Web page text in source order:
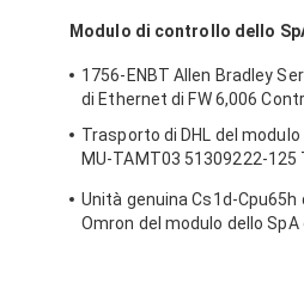
Modulo di controllo dello
1756-ENBT Allen Bradley
di Ethernet di FW 6,006
Trasporto di DHL del modulo
MU-TAMT03 51309222-125
Unità genuina Cs1d-Cpu65h
Omron del modulo dello SpA